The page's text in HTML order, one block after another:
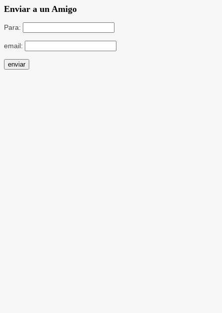
Enviar a un Amigo
Para:
email: